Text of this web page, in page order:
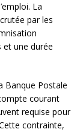
La
par les
et une durée
Banque Postale
courant
requise pour
contrainte,